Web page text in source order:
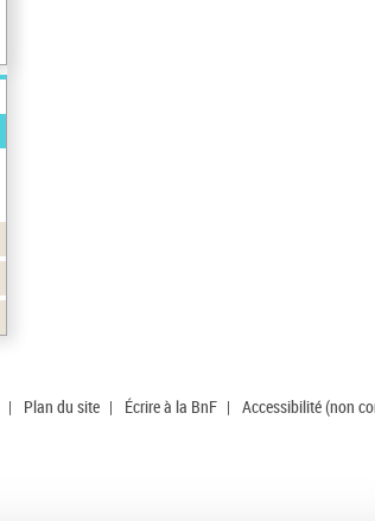
| Plan du site | Écrire à la BnF | Accessibilité (non